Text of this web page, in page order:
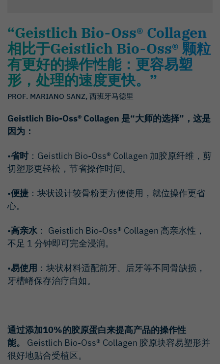
Jul;32(7):720-4 (Clinical study).
Nevins ML et al., Int J Periodontics Restorative
Dent. 2003 Feb;23(1):9-17 (Clinical study).
“Geistlich Bio-Oss® Collagen
相比于Geistlich Bio-Oss® 颗粒
有更好的操作性能：更容易塑
形，处理的速度更快。”
PROF. MARIANO SANZ, 西班牙马德里
Geistlich Bio-Oss® Collagen 是“大师的选择”，这是
因为：
•省时 ：Geistlich Bio-Oss® Collagen 加胶原纤维，剪
切塑形更轻松，节省操作时间。
•便捷 ：块状设计较骨粉更方便使用，就位操作更省
心。
•高亲水 ： Geistlich Bio-Oss® Collagen 高亲水性，
不足 1 分钟即可完全浸润。
•易使用 ：块状材料适配前牙、后牙等不同骨缺损，
牙槽嵴保存治疗自如。
通过添加10%的胶原蛋白来提高产品的操作性
能。
Geistlich Bio-Oss® Collagen 胶原块容易塑形并
很好地贴合受植区。